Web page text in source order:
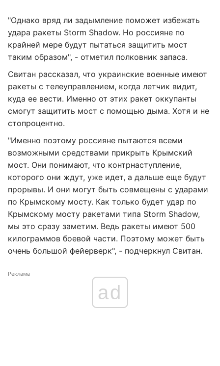
"Однако вряд ли задымление поможет избежать
удара ракеты Storm Shadow. Но россияне по
крайней мере будут пытаться защитить мост
таким образом", - отметил полковник запаса.
Свитан рассказал, что украинские военные имеют
ракеты с телеуправлением, когда летчик видит,
куда ее вести. Именно от этих ракет оккупанты
смогут защитить мост с помощью дыма. Хотя и не
стопроцентно.
"Именно поэтому россияне пытаются всеми
возможными средствами прикрыть Крымский
мост. Они понимают, что контрнаступление,
которого они ждут, уже идет, а дальше еще будут
прорывы. И они могут быть совмещены с ударами
по Крымскому мосту. Как только будет удар по
Крымскому мосту ракетами типа Storm Shadow,
мы это сразу заметим. Ведь ракеты имеют 500
килограммов боевой части. Поэтому может быть
очень большой фейерверк", - подчеркнул Свитан.
Реклама
ad